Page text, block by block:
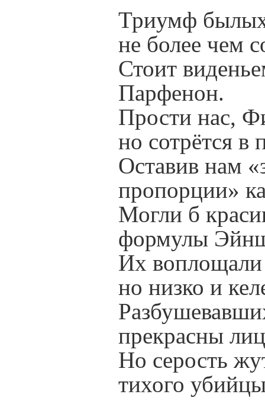
Триумф
не более чем
Стоит
Парфенон.
Прости нас,
но сотрётся в
Оставив нам
пропорции»
Могли б
формулы
Их
но низко и
прекрасны
Но серость
тихого